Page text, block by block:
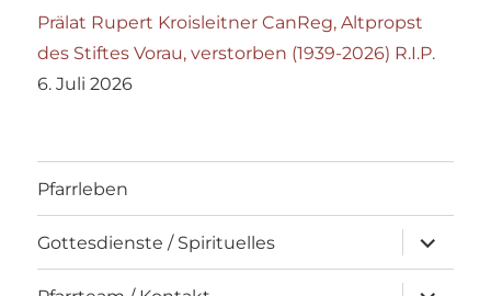
Prälat Rupert Kroisleitner CanReg, Altpropst
des Stiftes Vorau, verstorben (1939-2026) R.I.P.
6. Juli 2026
Pfarrleben
Gottesdienste / Spirituelles
öffnen